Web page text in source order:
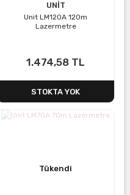
UNİT
Unit LM120A 120m
Lazermetre
1.474,58 TL
STOKTA YOK
Tükendi